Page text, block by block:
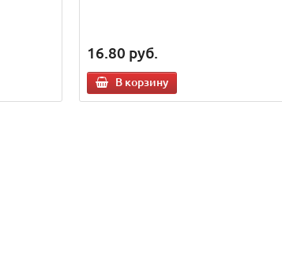
16.80 руб.
В корзину